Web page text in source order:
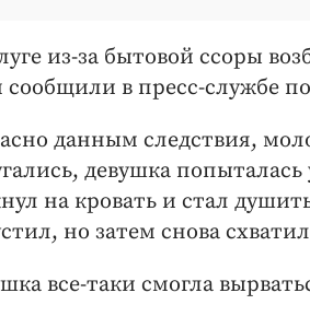
из-за бытовой ссоры
сообщили в пресс-службе
данным следствия,
девушка
на кровать и стал
но затем снова
все-таки смогла